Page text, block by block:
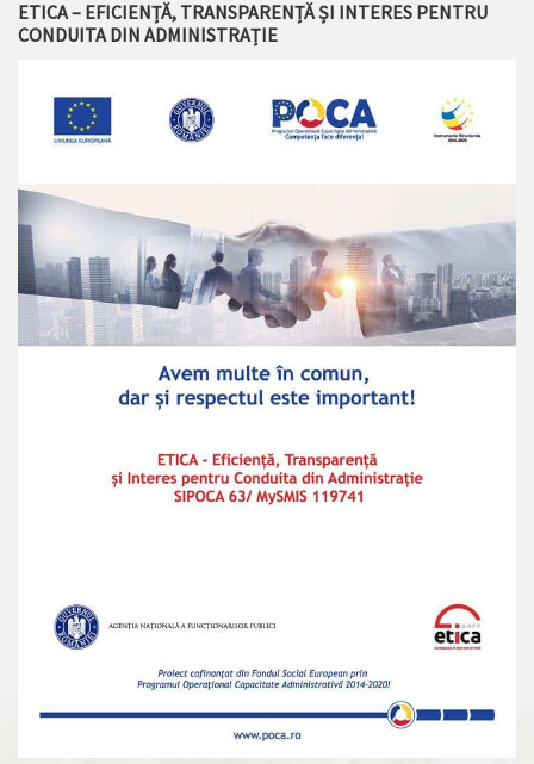
ETICA – EFICIENȚĂ, TRANSPARENȚĂ ȘI INTERES PENTRU
CONDUITA DIN ADMINISTRAȚIE